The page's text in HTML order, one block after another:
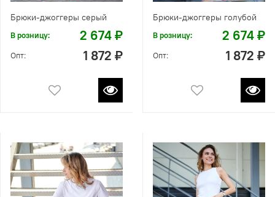
Брюки-джоггеры серый
В розницу: 2 674 ₽
Опт: 1 872 ₽
Брюки-джоггеры голубой
В розницу: 2 674 ₽
Опт: 1 872 ₽